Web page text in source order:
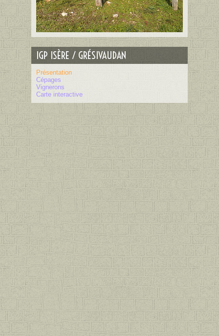
IGP ISÈRE / GRÉSIVAUDAN
Présentation
Cépages
Vignerons
Carte interactive